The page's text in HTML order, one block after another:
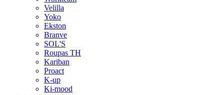
Velilla
Yoko
Ekston
Branve
SOL'S
Roupas TH
Kariban
Proact
K-up
Ki-mood